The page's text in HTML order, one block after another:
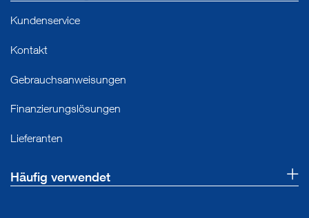
Kundenservice
Kontakt
Gebrauchsanweisungen
Finanzierungslösungen
Lieferanten
Häufig verwendet